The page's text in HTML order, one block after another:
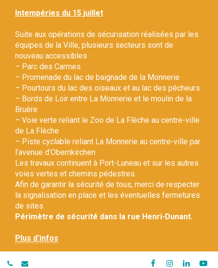
Intempéries du 15 juillet
Suite aux opérations de sécurisation réalisées par les
équipes de la Ville, plusieurs secteurs sont de
nouveau accessibles :
– Parc des Carmes
– Promenade du lac de baignade de la Monnerie
– Pourtours du lac des oiseaux et au lac des pêcheurs
– Bords de Loir entre La Monnerie et le moulin de la
Bruère
– Voie verte reliant le Zoo de La Flèche au centre-ville
de La Flèche
– Piste cyclable reliant La Monnerie au centre-ville par
l’avenue d’Obernkirchen
Les travaux continuent à Port-Luneau et sur les autres
voies vertes et chemins pédestres.
Afin de garantir la sécurité de tous, merci de respecter
la signalisation en place et les éventuelles fermetures
de sites.
Périmètre de sécurité dans la rue Henri-Dunant.
Plus d’infos
Lien
Lien
Lien